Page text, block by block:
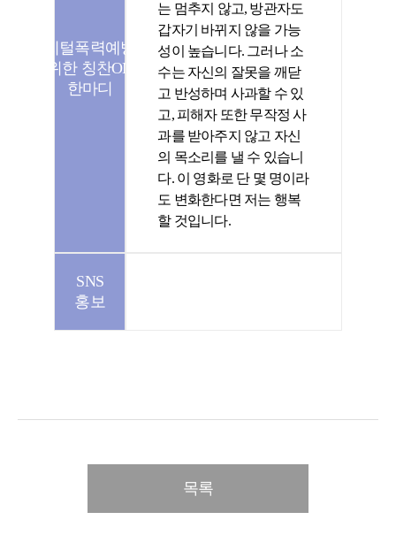
디지털폭력예방을
위한 칭찬ON
한마디
는 멈추지 않고, 방관자도
갑자기 바뀌지 않을 가능
성이 높습니다. 그러나 소
수는 자신의 잘못을 깨닫
고 반성하며 사과할 수 있
고, 피해자 또한 무작정 사
과를 받아주지 않고 자신
의 목소리를 낼 수 있습니
다. 이 영화로 단 몇 명이라
도 변화한다면 저는 행복
할 것입니다.
SNS
홍보
목록